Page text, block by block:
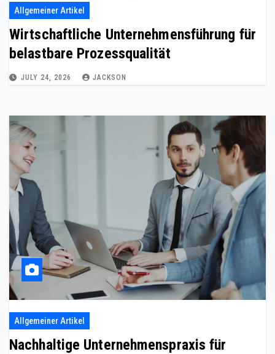
Allgemeiner Artikel
Wirtschaftliche Unternehmensführung für
belastbare Prozessqualität
JULY 24, 2026 JACKSON
Allgemeiner Artikel
Nachhaltige Unternehmenspraxis für